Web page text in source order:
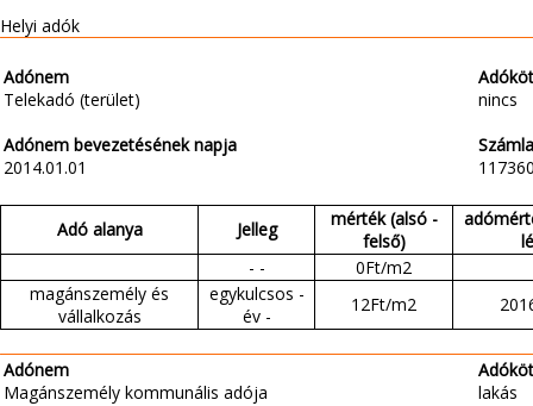
Helyi adók
Adónem
Telekadó (terület)
Adónem bevezetésének napja
2014.01.01
nincs
Adó alanya Jelleg
mérték (alsó -
felső)
- -
0Ft/m2
magánszemély és
vállalkozás
egykulcsos -
év -
12Ft/m2
Adónem
Magánszemély kommunális adója
lakás